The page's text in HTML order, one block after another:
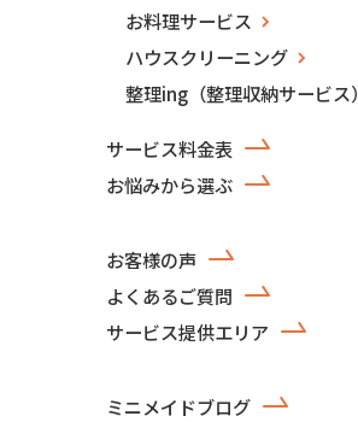
お料理サービス
ハウスクリーニング
整理ing（整理収納サービス）
サービス料金表
お悩みから選ぶ
お客様の声
よくあるご質問
サービス提供エリア
ミニメイドブログ